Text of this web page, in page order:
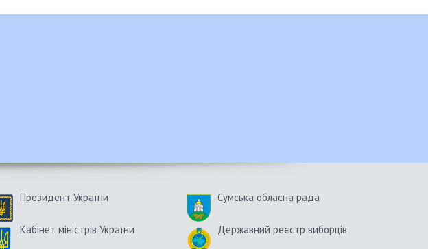
Президент України Сумська обласна рада
Кабінет міністрів України Державний реєстр виборців